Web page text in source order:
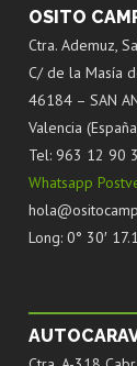
OSITO
Ctra. Ademuz,
C/ de la Masía
46184 – SAN
Valencia
Tel: 963 12 90
Whatsapp
Long: 0° 30′